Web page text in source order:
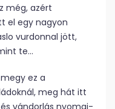
még, azért
el egy nagyon
vurdonnal jött,
te…
ez a
meg hát itt
vándorlás nyomai-